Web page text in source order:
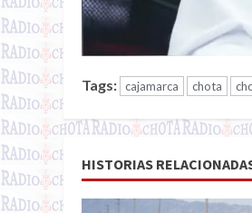
Tags: cajamarca chota
HISTORIAS